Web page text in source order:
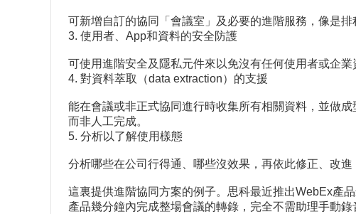
可新增自訂的協同「會議室」及必要的進階服務，像是
3. 使用者、App和資料的安全防護
可使用進階安全及隱私元件來以免沒有任何使用者或企
4. 對資料萃取（data extraction）的支援
能在會議或非正式協同進行時收集所有相關資料，並做
而非人工完成。
5. 分析以了解使用樣態
分析哪些在公司行得通、哪些沒效果，再依此修正、改
這裏提供進階協同方案的例子。思科最近推出WebEx產
產品幾分鐘內完成整場會議的轉錄，完全不需助理手動